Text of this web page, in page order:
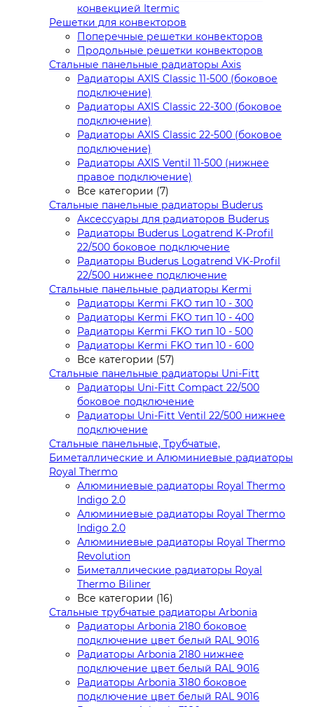
конвекцией Itermic
Решетки для конвекторов
Поперечные решетки конвекторов
Продольные решетки конвекторов
Стальные панельные радиаторы Axis
Радиаторы AXIS Classic 11-500 (боковое
подключение)
Радиаторы AXIS Classic 22-300 (боковое
подключение)
Радиаторы AXIS Classic 22-500 (боковое
подключение)
Радиаторы AXIS Ventil 11-500 (нижнее
правое подключение)
Все категории (7)
Стальные панельные радиаторы Buderus
Аксессуары для радиаторов Buderus
Радиаторы Buderus Logatrend K-Profil
22/500 боковое подключение
Радиаторы Buderus Logatrend VK-Profil
22/500 нижнее подключение
Стальные панельные радиаторы Kermi
Радиаторы Kermi FKO тип 10 - 300
Радиаторы Kermi FKO тип 10 - 400
Радиаторы Kermi FKO тип 10 - 500
Радиаторы Kermi FKO тип 10 - 600
Все категории (57)
Стальные панельные радиаторы Uni-Fitt
Радиаторы Uni-Fitt Compact 22/500
боковое подключение
Радиаторы Uni-Fitt Ventil 22/500 нижнее
подключение
Стальные панельные, Трубчатые,
Биметаллические и Алюминиевые радиаторы
Royal Thermo
Алюминиевые радиаторы Royal Thermo
Indigo 2.0
Алюминиевые радиаторы Royal Thermo
Indigo 2.0
Алюминиевые радиаторы Royal Thermo
Revolution
Биметаллические радиаторы Royal
Thermo Biliner
Все категории (16)
Стальные трубчатые радиаторы Arbonia
Радиаторы Arbonia 2180 боковое
подключение цвет белый RAL 9016
Радиаторы Arbonia 2180 нижнее
подключение цвет белый RAL 9016
Радиаторы Arbonia 3180 боковое
подключение цвет белый RAL 9016